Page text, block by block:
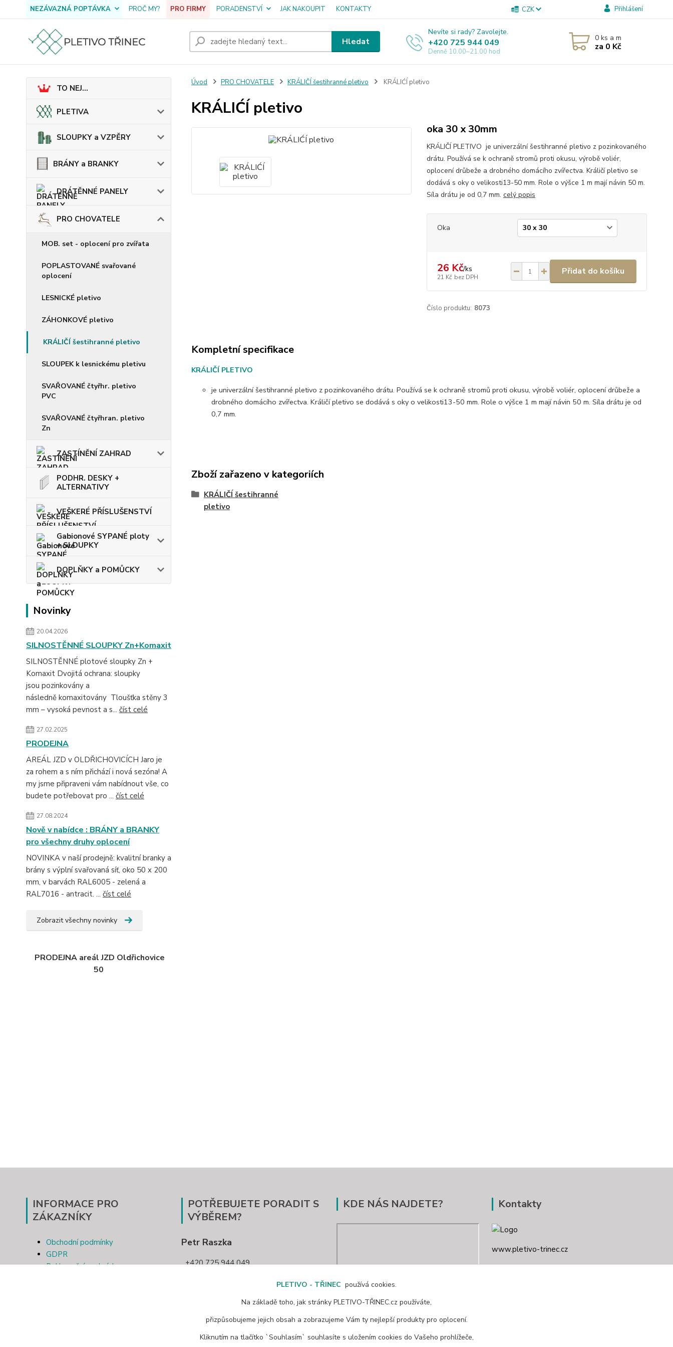
NEZÁVAZNÁ POPTÁVKA PROČ MY? PRO FIRMY PORADENSTVÍ JAK NAKOUPIT KONTAKTY CZK Přihlášení
Hledat
Nevíte si rady? Zavolejte.
+420 725 944 049
Denně 10.00–21.00 hod
0ks a m
za 0 Kč
TO NEJ...
PLETIVA
SLOUPKY a VZPĚRY
BRÁNY a BRANKY
DRÁTĚNNÉ PANELY
PRO CHOVATELE
MOB. set - oplocení pro zvířata
POPLASTOVANÉ svařované
oplocení
LESNICKÉ pletivo
ZÁHONKOVÉ pletivo
KRÁLIČÍ šestihranné pletivo
SLOUPEK k lesnickému pletivu
SVAŘOVANÉ čtyřhr. pletivo
PVC
SVAŘOVANÉ čtyřhran. pletivo
Zn
ZASTÍNĚNÍ ZAHRAD
PODHR. DESKY +
ALTERNATIVY
VEŠKERÉ PŘÍSLUŠENSTVÍ
Gabionové SYPANÉ ploty
+ SLOUPKY
DOPLŇKY a POMŮCKY
Novinky
20.04.2026
SILNOSTĚNNÉ SLOUPKY Zn+Komaxit
SILNOSTĚNNÉ plotové sloupky Zn +
Komaxit Dvojitá ochrana: sloupky
jsou pozinkovány a
následně komaxitovány Tloušťka stěny 3
mm – vysoká pevnost a s... číst celé
27.02.2025
PRODEJNA
AREÁL JZD v OLDŘICHOVICÍCH Jaro je
za rohem a s ním přichází i nová sezóna! A
my jsme připraveni vám nabídnout vše, co
budete potřebovat pro ... číst celé
27.08.2024
Nově v nabídce : BRÁNY a BRANKY
pro všechny druhy oplocení
NOVINKA v naší prodejně: kvalitní branky a
brány s výplní svařovaná síť, oko 50 x 200
mm, v barvách RAL6005 - zelená a
RAL7016 - antracit. ... číst celé
Zobrazit všechny novinky
PRODEJNA areál JZD Oldřichovice
50
Úvod PRO CHOVATELE KRÁLIČÍ šestihranné pletivo KRÁLIĆÍ pletivo
KRÁLIĆÍ pletivo
oka 30 x 30mm
KRÁLIČÍ PLETIVO je univerzální šestihranné pletivo z pozinkovaného
drátu. Používá se k ochraně stromů proti okusu, výrobě voliér,
oplocení drůbeže a drobného domácího zvířectva. Králičí pletivo se
dodává s oky o velikosti13-50 mm. Role o výšce 1 m mají návin 50 m.
Síla drátu je od 0,7 mm. celý popis
Oka
26 Kč/ks
21 Kč bez DPH
Přidat do košíku
Číslo produktu: 8073
Kompletní specifikace
KRÁLIČÍ PLETIVO
je univerzální šestihranné pletivo z pozinkovaného drátu. Používá se k ochraně stromů proti okusu, výrobě voliér, oplocení drůbeže a
drobného domácího zvířectva. Králičí pletivo se dodává s oky o velikosti13-50 mm. Role o výšce 1 m mají návin 50 m. Síla drátu je od
0,7 mm.
Zboží zařazeno v kategoriích
KRÁLIČÍ šestihranné
pletivo
INFORMACE PRO
ZÁKAZNÍKY
Obchodní podmínky
GDPR
Reklamační podmínky
POTŘEBUJETE PORADIT S
VÝBĚREM?
Petr Raszka
+420 725 944 049
KDE NÁS NAJDETE? Kontakty
www.pletivo-trinec.cz
PLETIVO - TŘINEC používá cookies.
Na základě toho, jak stránky PLETIVO-TŘINEC.cz používáte,
přizpůsobujeme jejich obsah a zobrazujeme Vám ty nejlepší produkty pro oplocení.
Kliknutím na tlačítko `Souhlasím` souhlasíte s uložením cookies do Vašeho prohlížeče,